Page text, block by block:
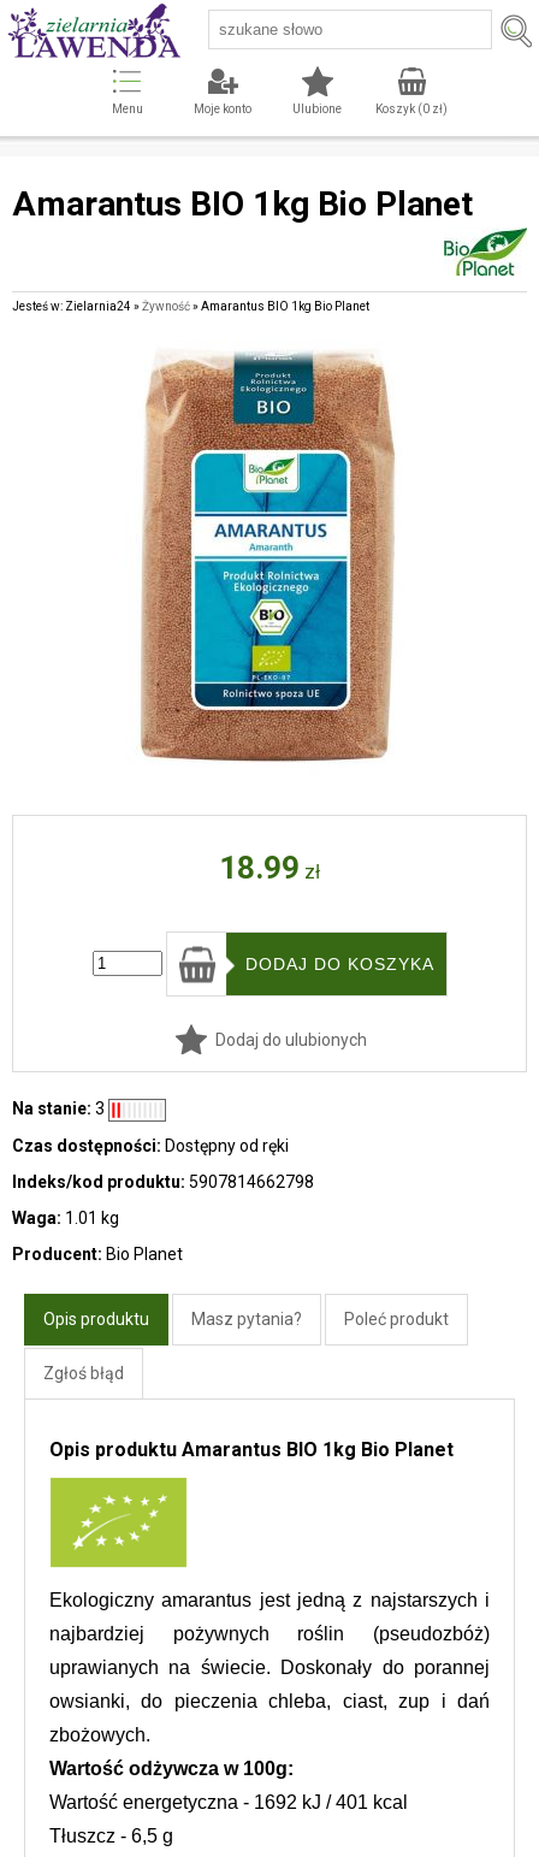
Menu Moje konto Ulubione Koszyk (0zł)
Amarantus BIO 1kg Bio Planet
Jesteś w: Zielarnia24 »Żywność» Amarantus BIO 1kg Bio Planet
18.99 zł
Dodaj do ulubionych
Na stanie: 3
Czas dostępności: Dostępny od ręki
Indeks/kod produktu: 5907814662798
Waga: 1.01 kg
Producent: Bio Planet
Opis produktu Masz pytania? Poleć produkt
Zgłoś błąd
Opis produktu Amarantus BIO 1kg Bio Planet
Ekologiczny amarantus jest jedną z najstarszych i
najbardziej pożywnych roślin (pseudozbóż)
uprawianych na świecie. Doskonały do porannej
owsianki, do pieczenia chleba, ciast, zup i dań
zbożowych.
Wartość odżywcza w 100g:
Wartość energetyczna - 1692 kJ / 401 kcal
Tłuszcz - 6,5 g